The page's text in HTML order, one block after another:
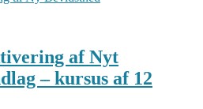
af Nyt
– kursus af 12